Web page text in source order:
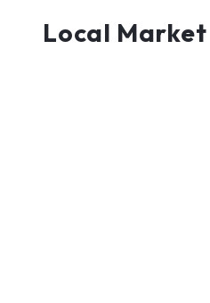
Local Market